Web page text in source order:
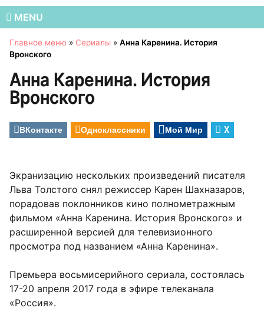
MENU
Главное меню » Сериалы » Анна Каренина. История
Вронского
Анна Каренина. История
Вронского
ВКонтакте Одноклассники Мой Мир X
Экранизацию нескольких произведений писателя
Льва Толстого снял режиссер Карен Шахназаров,
порадовав поклонников кино полнометражным
фильмом «Анна Каренина. История Вронского» и
расширенной версией для телевизионного
просмотра под названием «Анна Каренина».
Премьера восьмисерийного сериала, состоялась
17-20 апреля 2017 года в эфире телеканала
«Россия».